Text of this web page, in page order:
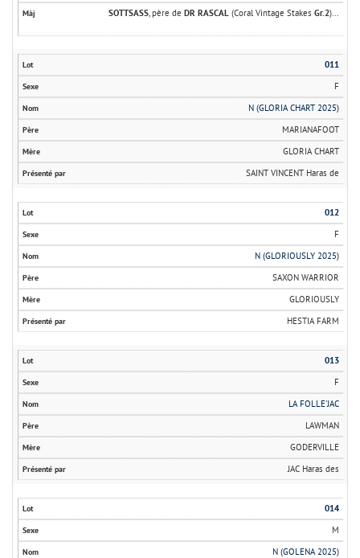
SOTTSASS , père deDR RASCAL (Coral Vintage StakesGr.2)...
011
F
N (GLORIA CHART 2025)
MARIANAFOOT
GLORIA CHART
SAINT VINCENT Haras de
012
F
N (GLORIOUSLY 2025)
SAXON WARRIOR
GLORIOUSLY
HESTIA FARM
013
F
LA FOLLE'JAC
LAWMAN
GODERVILLE
JAC Haras des
014
M
N (GOLENA 2025)